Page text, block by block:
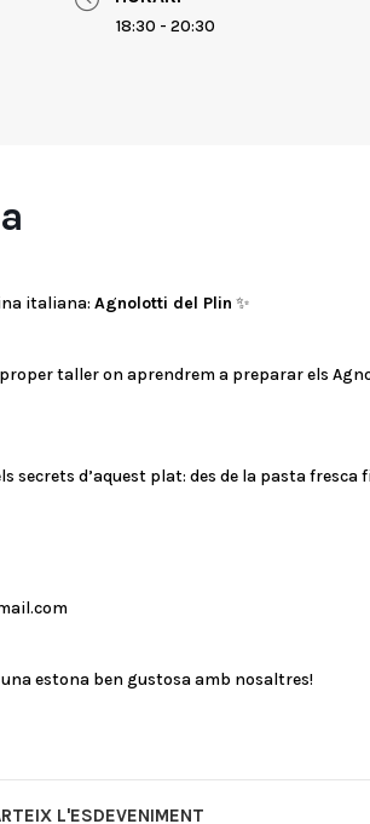
18:30 - 20:30
italiana: Agnolotti del Plin ✨
taller on aprendrem a preparar els
secrets d’aquest plat: des de la pasta fresca
estona ben gustosa amb nosaltres!
L'ESDEVENIMENT